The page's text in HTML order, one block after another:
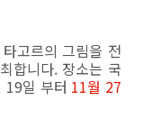
고르의 그림을 전
합니다. 장소는 국
19일 부터 11월 27